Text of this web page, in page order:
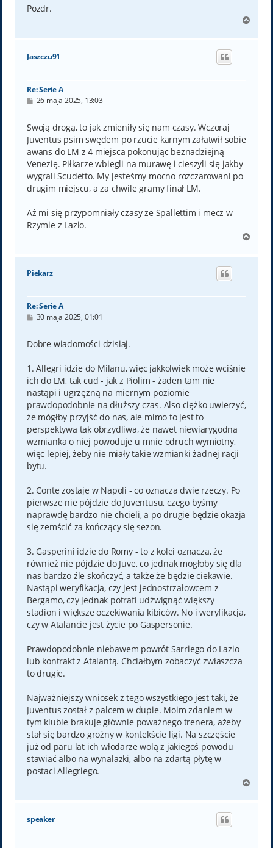
Pozdr.
g
Jaszczu91
Re: Serie A
P
t
26 maja 2025, 13:03
Swoją drogą, to jak zmieniły się nam czasy. Wczoraj
Juventus psim swędem po rzucie karnym załatwił sobie
awans do LM z 4 miejsca pokonując beznadziejną
Venezię. Piłkarze wbiegli na murawę i cieszyli się jakby
wygrali Scudetto. My jesteśmy mocno rozczarowani po
drugim miejscu, a za chwile gramy finał LM.
Aż mi się przypomniały czasy ze Spallettim i mecz w
Rzymie z Lazio.
g
Piekarz
Re: Serie A
P
t
30 maja 2025, 01:01
Dobre wiadomości dzisiaj.
1. Allegri idzie do Milanu, więc jakkolwiek może wciśnie
ich do LM, tak cud - jak z Piolim - żaden tam nie
nastąpi i ugrzęzną na miernym poziomie
prawdopodobnie na dłuższy czas. Also ciężko uwierzyć,
że mógłby przyjść do nas, ale mimo to jest to
perspektywa tak obrzydliwa, że nawet niewiarygodna
wzmianka o niej powoduje u mnie odruch wymiotny,
więc lepiej, żeby nie miały takie wzmianki żadnej racji
bytu.
2. Conte zostaje w Napoli - co oznacza dwie rzeczy. Po
pierwsze nie pójdzie do Juventusu, czego byśmy
naprawdę bardzo nie chcieli, a po drugie będzie okazja
się zemścić za kończący się sezon.
3. Gasperini idzie do Romy - to z kolei oznacza, że
również nie pójdzie do Juve, co jednak mogłoby się dla
nas bardzo źle skończyć, a także że będzie ciekawie.
Nastąpi weryfikacja, czy jest jednostrzałowcem z
Bergamo, czy jednak potrafi udźwignąć większy
stadion i większe oczekiwania kibiców. No i weryfikacja,
czy w Atalancie jest życie po Gaspersonie.
Prawdopodobnie niebawem powrót Sarriego do Lazio
lub kontrakt z Atalantą. Chciałbym zobaczyć zwłaszcza
to drugie.
Najważniejszy wniosek z tego wszystkiego jest taki, że
Juventus został z palcem w dupie. Moim zdaniem w
tym klubie brakuje głównie poważnego trenera, ażeby
stał się bardzo groźny w kontekście ligi. Na szczęście
już od paru lat ich włodarze wolą z jakiegoś powodu
stawiać albo na wynalazki, albo na zdartą płytę w
postaci Allegriego.
g
speaker